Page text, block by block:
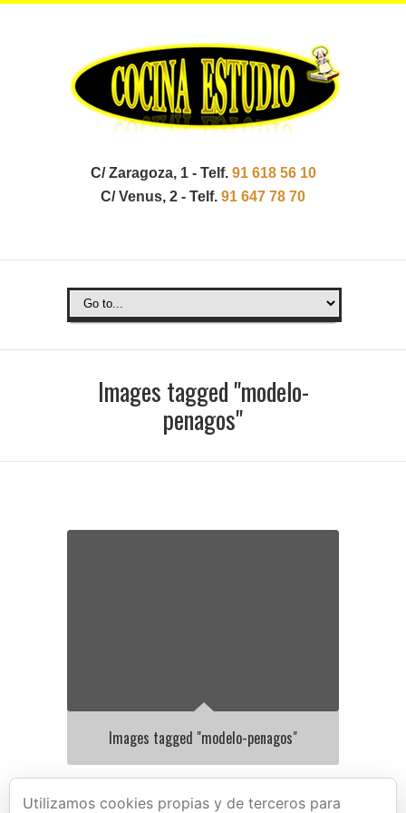
C/ Zaragoza, 1 - Telf. 91 618 56 10
C/ Venus, 2 - Telf. 91 647 78 70
Images tagged "modelo-
penagos"
Images tagged "modelo-penagos"
Utilizamos cookies propias y de terceros para